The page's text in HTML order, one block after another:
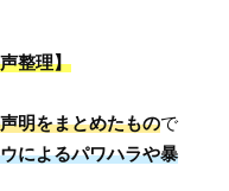
整理】
明をまとめたもので
によるパワハラや暴